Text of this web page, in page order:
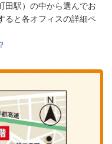
田駅）の中から選んでお
ると各オフィスの詳細ペ